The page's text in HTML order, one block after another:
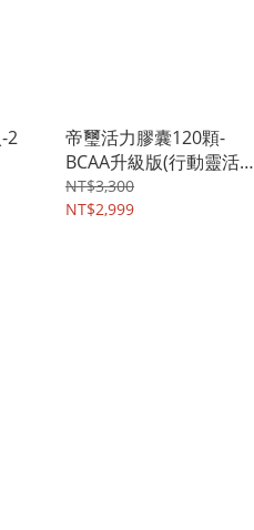
2
帝璽活力膠囊120顆-
BCAA升級版(行動靈活、
運動健身好夥伴)
NT$3,300
NT$2,999